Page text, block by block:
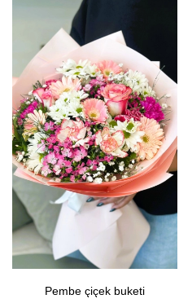
Pembe çiçek buketi